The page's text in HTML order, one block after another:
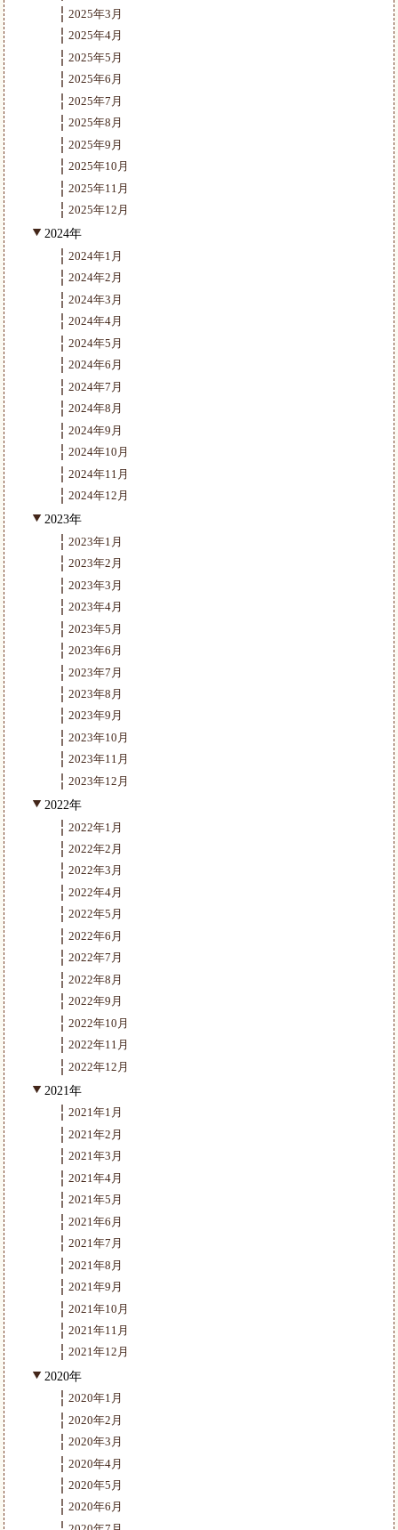
2025年3月
2025年4月
2025年5月
2025年6月
2025年7月
2025年8月
2025年9月
2025年10月
2025年11月
2025年12月
2024年
2024年1月
2024年2月
2024年3月
2024年4月
2024年5月
2024年6月
2024年7月
2024年8月
2024年9月
2024年10月
2024年11月
2024年12月
2023年
2023年1月
2023年2月
2023年3月
2023年4月
2023年5月
2023年6月
2023年7月
2023年8月
2023年9月
2023年10月
2023年11月
2023年12月
2022年
2022年1月
2022年2月
2022年3月
2022年4月
2022年5月
2022年6月
2022年7月
2022年8月
2022年9月
2022年10月
2022年11月
2022年12月
2021年
2021年1月
2021年2月
2021年3月
2021年4月
2021年5月
2021年6月
2021年7月
2021年8月
2021年9月
2021年10月
2021年11月
2021年12月
2020年
2020年1月
2020年2月
2020年3月
2020年4月
2020年5月
2020年6月